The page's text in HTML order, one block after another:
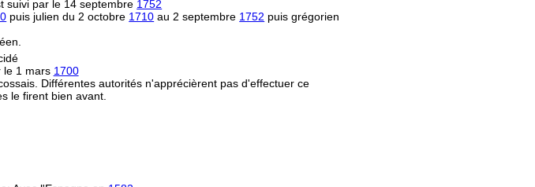
suivi par le 14 septembre 1752
puis julien du 2 octobre 1710 au 2 septembre 1752 puis grégorien
1 mars 1700
Différentes autorités n'apprécièrent pas d'effectuer ce
le firent bien avant.